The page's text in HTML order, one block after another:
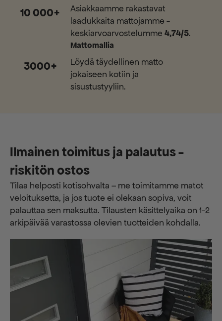
10 000+
Asiakkaamme rakastavat
laadukkaita mattojamme -
keskiarvoarvostelumme4,74/5.
3000+
Mattomallia
Löydä täydellinen matto
jokaiseen kotiin ja
sisustustyyliin.
Ilmainen toimitus ja palautus -
riskitön ostos
Tilaa helposti kotisohvalta – me toimitamme matot
veloituksetta, ja jos tuote ei olekaan sopiva, voit
palauttaa sen maksutta. ​​Tilausten käsittelyaika on 1-2
arkipäivää varastossa olevien tuotteiden kohdalla.